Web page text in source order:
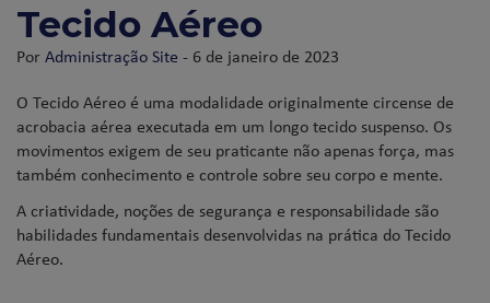
Tecido Aéreo
PorAdministração Site - 6 de janeiro de 2023
O Tecido Aéreo é uma modalidade originalmente circense de
acrobacia aérea executada em um longo tecido suspenso. Os
movimentos exigem de seu praticante não apenas força, mas
também conhecimento e controle sobre seu corpo e mente.
A criatividade, noções de segurança e responsabilidade são
habilidades fundamentais desenvolvidas na prática do Tecido
Aéreo.